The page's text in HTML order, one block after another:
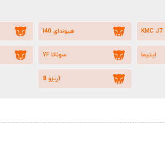
KMC J7 هیوندای i40
اپتیما سوناتا YF
آریزو 8